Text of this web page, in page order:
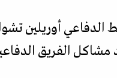
9\1\2023 دون لاعب خط الوسط الدفاعي
الفريق